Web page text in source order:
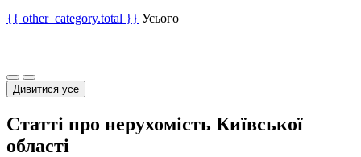
{{ other_category.total }} Усього
Дивитися усе
Статті про нерухомість Київської
області